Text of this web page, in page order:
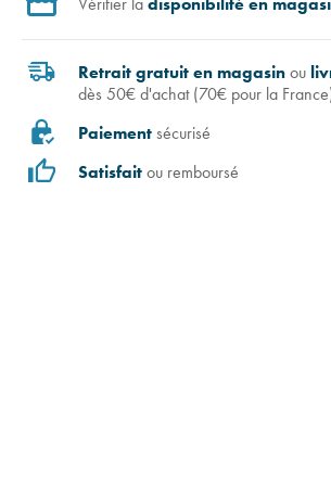
Retrait gratuit en magasinou
dès 50€ d'achat (70€ pour la
Paiementsécurisé
Satisfaitou remboursé